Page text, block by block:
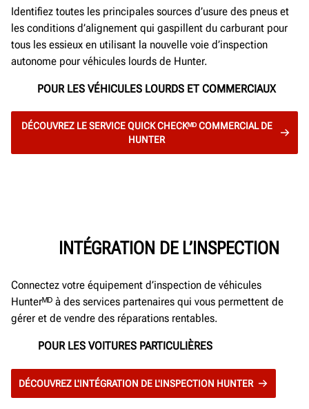
Identifiez toutes les principales sources d’usure des pneus et
les conditions d’alignement qui gaspillent du carburant pour
tous les essieux en utilisant la nouvelle voie d’inspection
autonome pour véhicules lourds de Hunter.
POUR LES VÉHICULES LOURDS ET COMMERCIAUX
DÉCOUVREZ LE SERVICE QUICK CHECKᴹᴰ COMMERCIAL DE
HUNTER
INTÉGRATION DE L’INSPECTION
Connectez votre équipement d’inspection de véhicules
Hunterᴹᴰ à des services partenaires qui vous permettent de
gérer et de vendre des réparations rentables.
POUR LES VOITURES PARTICULIÈRES
DÉCOUVREZ L'INTÉGRATION DE L'INSPECTION HUNTER